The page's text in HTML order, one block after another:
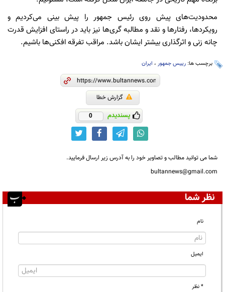
محدودیت‌های پیش روی رئیس جمهور را پیش بینی می‌کردیم و
رویکردها، رفتارها و نقد و مطالبه گری‌ها نیز باید در راستای افزایش قدرت
چانه زنی و اثرگذاری بیشتر ایشان باشد. مراقب تفرقه افکنی‌ها باشیم.
برچسب ها: رییس جمهور ، ایران
گزارش خطا
پسندیدم 0
شما می توانید مطالب و تصاویر خود را به آدرس زیر ارسال فرمایید.
bultannews@gmail.com
نظر شما
نام
ایمیل
* نظر